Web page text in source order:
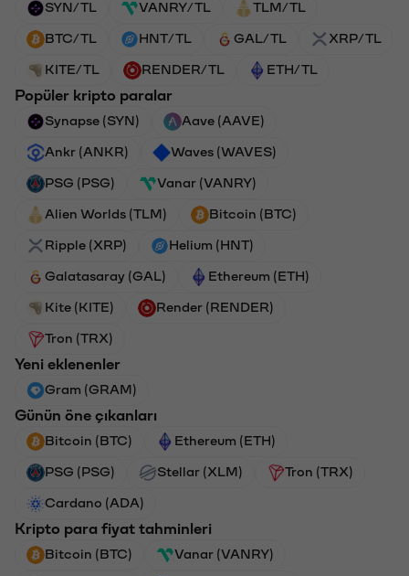
SYN/TL VANRY/TL TLM/TL
BTC/TL HNT/TL GAL/TL XRP/TL
KITE/TL RENDER/TL ETH/TL
Popüler kripto paralar
Synapse (SYN) Aave (AAVE)
Ankr (ANKR) Waves (WAVES)
PSG (PSG) Vanar (VANRY)
Alien Worlds (TLM) Bitcoin (BTC)
Ripple (XRP) Helium (HNT)
Galatasaray (GAL) Ethereum (ETH)
Kite (KITE) Render (RENDER)
Tron (TRX)
Yeni eklenenler
Gram (GRAM)
Günün öne çıkanları
Bitcoin (BTC) Ethereum (ETH)
PSG (PSG) Stellar (XLM) Tron (TRX)
Cardano (ADA)
Kripto para fiyat tahminleri
Bitcoin (BTC) Vanar (VANRY)